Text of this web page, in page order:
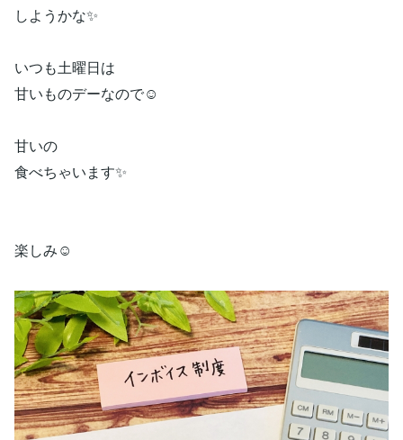
しようかな✨
いつも土曜日は
甘いものデーなので☺️
甘いの
食べちゃいます✨
楽しみ☺️